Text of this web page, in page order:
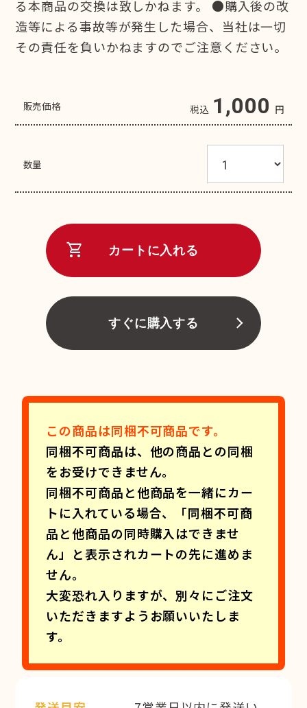
る本商品の交換は致しかねます。 ●購入後の改
造等による事故等が発生した場合、当社は一切
その責任を負いかねますのでご注意ください。
販売価格 税込 1,000 円
数量
shopping_cart カートに入れる
すぐに購入する
この商品は同梱不可商品です。
同梱不可商品は、他の商品との同梱
をお受けできません。
同梱不可商品と他商品を一緒にカー
トに入れている場合、「同梱不可商
品と他商品の同時購入はできませ
ん」と表示されカートの先に進めま
せん。
大変恐れ入りますが、別々にご注文
いただきますようお願いいたしま
す。